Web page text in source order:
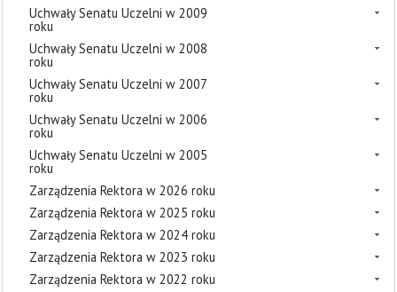
Uchwały Senatu Uczelni w 2009
roku
Uchwały Senatu Uczelni w 2008
roku
Uchwały Senatu Uczelni w 2007
roku
Uchwały Senatu Uczelni w 2006
roku
Uchwały Senatu Uczelni w 2005
roku
Zarządzenia Rektora w 2026 roku
Zarządzenia Rektora w 2025 roku
Zarządzenia Rektora w 2024 roku
Zarządzenia Rektora w 2023 roku
Zarządzenia Rektora w 2022 roku